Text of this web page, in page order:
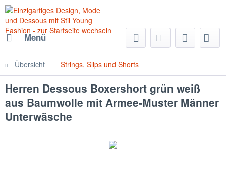
Menü
Übersicht Strings, Slips und Shorts
Herren Dessous Boxershort grün weiß
aus Baumwolle mit Armee-Muster Männer
Unterwäsche